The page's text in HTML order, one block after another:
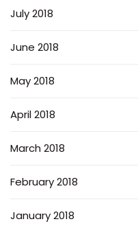
July 2018
June 2018
May 2018
April 2018
March 2018
February 2018
January 2018